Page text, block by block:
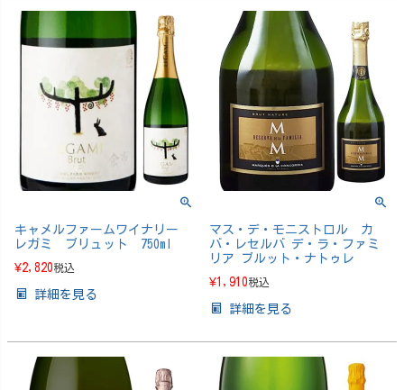
キャメルファームワイナリー
レガミ ブリュット 750ml
¥2,820税込
詳細を見る
マス・デ・モニストロル カ
バ・レセルバ デ・ラ・ファミ
リア ブルット・ナトゥレ
¥1,910税込
詳細を見る